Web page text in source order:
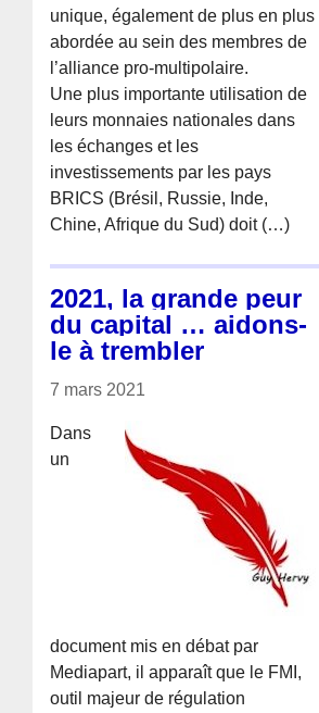
unique, également de plus en plus
abordée au sein des membres de
l’alliance pro-multipolaire.
Une plus importante utilisation de
leurs monnaies nationales dans
les échanges et les
investissements par les pays
BRICS (Brésil, Russie, Inde,
Chine, Afrique du Sud) doit (…)
2021, la grande peur
du capital … aidons-
le à trembler
7 mars 2021
Dans
un
document mis en débat par
Mediapart, il apparaît que le FMI,
outil majeur de régulation